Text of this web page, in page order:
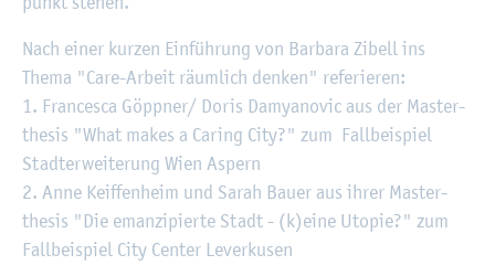
Nach einer kur­zen Ein­füh­rung von Bar­ba­ra Zi­bell ins
Thema "Care-Ar­beit räum­lich den­ken" re­fe­rie­ren:
1. Fran­ce­s­ca Göpp­ner/ Doris Da­mya­no­vic aus der Mas­ter­
the­sis "What makes a Ca­ring City?" zum Fall­bei­spiel
Stadt­er­wei­te­rung Wien As­pern
2. Anne Keif­fen­heim und Sarah Bauer aus ihrer Mas­ter­
the­sis "Die eman­zi­pier­te Stadt - (k)eine Uto­pie?" zum
Fall­bei­spiel City Cen­ter Le­ver­ku­sen